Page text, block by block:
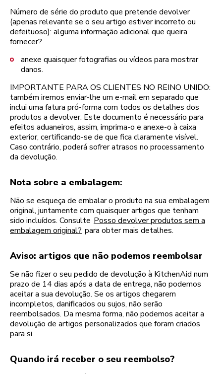
Número de série do produto que pretende devolver
(apenas relevante se o seu artigo estiver incorreto ou
defeituoso): alguma informação adicional que queira
fornecer?
anexe quaisquer fotografias ou vídeos para mostrar
danos.
IMPORTANTE PARA OS CLIENTES NO REINO UNIDO:
também iremos enviar-lhe um e-mail em separado que
inclui uma fatura pró-forma com todos os detalhes dos
produtos a devolver. Este documento é necessário para
efeitos aduaneiros, assim, imprima-o e anexe-o à caixa
exterior, certificando-se de que fica claramente visível.
Caso contrário, poderá sofrer atrasos no processamento
da devolução.
Nota sobre a embalagem:
Não se esqueça de embalar o produto na sua embalagem
original, juntamente com quaisquer artigos que tenham
sido incluídos. Consulte Posso devolver produtos sem a
embalagem original? para obter mais detalhes.
Aviso: artigos que não podemos reembolsar
Se não fizer o seu pedido de devolução à KitchenAid num
prazo de 14 dias após a data de entrega, não podemos
aceitar a sua devolução. Se os artigos chegarem
incompletos, danificados ou sujos, não serão
reembolsados. Da mesma forma, não podemos aceitar a
devolução de artigos personalizados que foram criados
para si.
Quando irá receber o seu reembolso?